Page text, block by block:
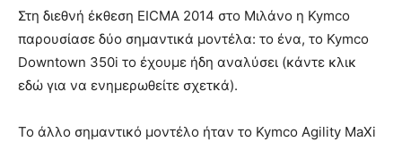
Στη διεθνή έκθεση EICMA 2014 στο Μιλάνο η Kymco
παρουσίασε δύο σημαντικά μοντέλα: το ένα, το Kymco
Downtown 350i το έχουμε ήδη αναλύσει (κάντε κλικ
εδώ για να ενημερωθείτε σχετκά).
Το άλλο σημαντικό μοντέλο ήταν το Kymco Agility MaXi